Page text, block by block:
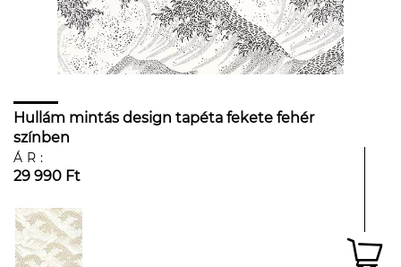
Hullám mintás design tapéta fekete fehér
színben
ÁR:
29 990 Ft